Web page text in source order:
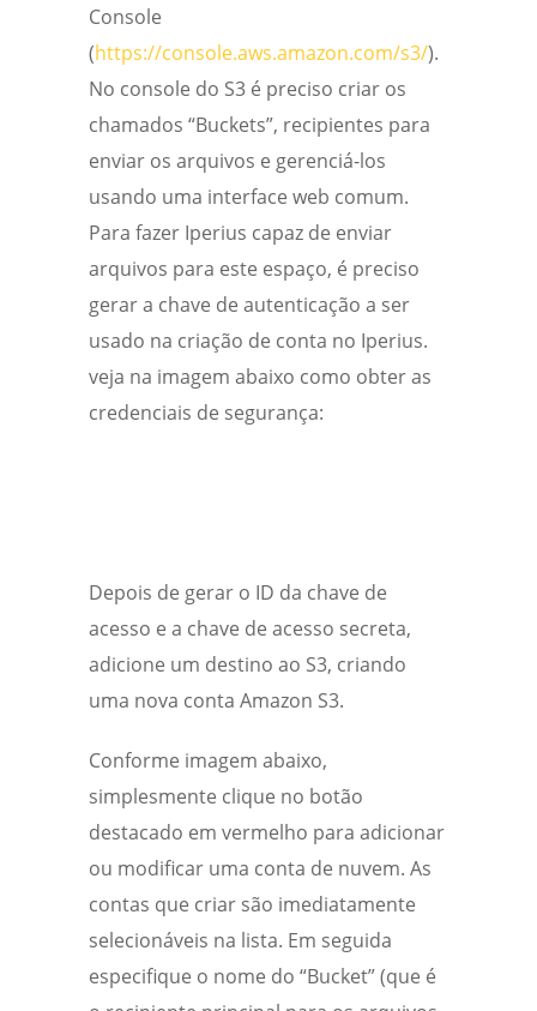
Console
(https://console.aws.amazon.com/s3/).
No console do S3 é preciso criar os
chamados “Buckets”, recipientes para
enviar os arquivos e gerenciá-los
usando uma interface web comum.
Para fazer Iperius capaz de enviar
arquivos para este espaço, é preciso
gerar a chave de autenticação a ser
usado na criação de conta no Iperius.
veja na imagem abaixo como obter as
credenciais de segurança:
Depois de gerar o ID da chave de
acesso e a chave de acesso secreta,
adicione um destino ao S3, criando
uma nova conta Amazon S3.
Conforme imagem abaixo,
simplesmente clique no botão
destacado em vermelho para adicionar
ou modificar uma conta de nuvem. As
contas que criar são imediatamente
selecionáveis na lista. Em seguida
especifique o nome do “Bucket” (que é